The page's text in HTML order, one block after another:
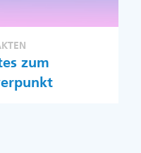
zum